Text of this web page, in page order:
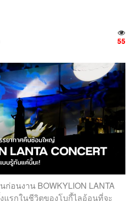
55
ก่อนงาน BOWKYLION LANTA
แรกในชีวิตของโบกี้ไลอ้อนที่จะ